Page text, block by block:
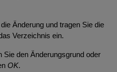
Änderung und tragen Sie die
Verzeichnis ein.
den Änderungsgrund oder
OK.